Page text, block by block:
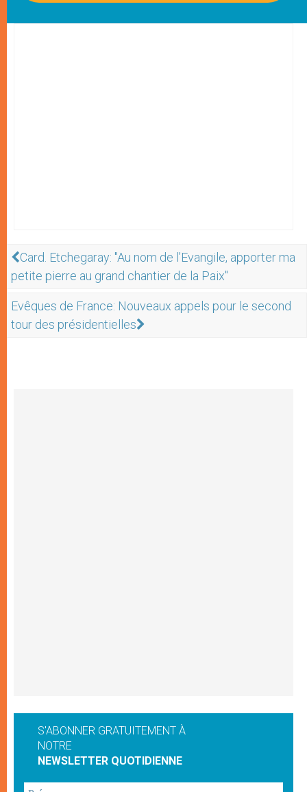
Card. Etchegaray: "Au nom de l’Evangile, apporter ma
petite pierre au grand chantier de la Paix"
Evêques de France: Nouveaux appels pour le second
tour des présidentielles
S'ABONNER GRATUITEMENT À
NOTRE
NEWSLETTER QUOTIDIENNE